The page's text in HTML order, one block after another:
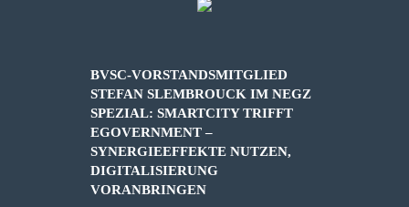
BVSC-VORSTANDSMITGLIED
STEFAN SLEMBROUCK IM NEGZ
SPEZIAL: SMARTCITY TRIFFT
EGOVERNMENT –
SYNERGIEEFFEKTE NUTZEN,
DIGITALISIERUNG
VORANBRINGEN